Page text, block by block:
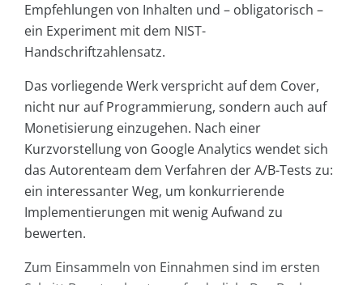
Empfehlungen von Inhalten und – obligatorisch –
ein Experiment mit dem NIST-
Handschriftzahlensatz.
Das vorliegende Werk verspricht auf dem Cover,
nicht nur auf Programmierung, sondern auch auf
Monetisierung einzugehen. Nach einer
Kurzvorstellung von Google Analytics wendet sich
das Autorenteam dem Verfahren der A/B-Tests zu:
ein interessanter Weg, um konkurrierende
Implementierungen mit wenig Aufwand zu
bewerten.
Zum Einsammeln von Einnahmen sind im ersten